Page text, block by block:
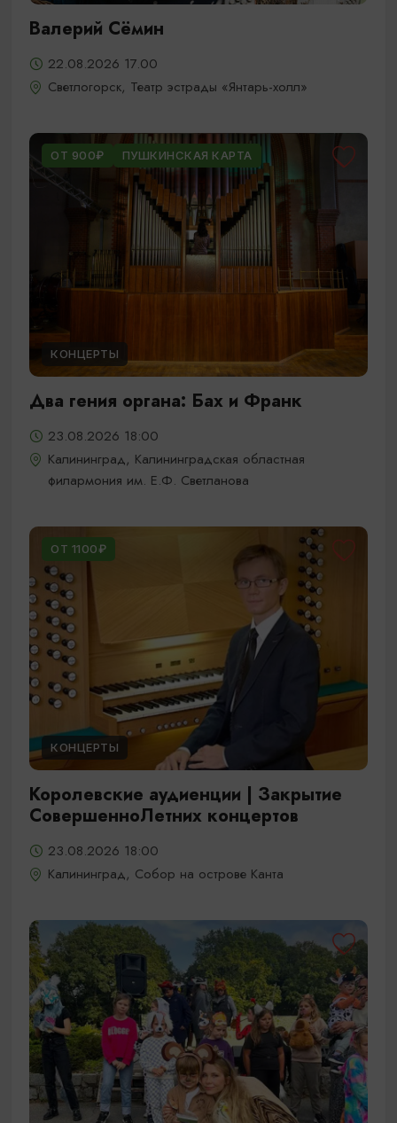
Валерий Сёмин
22.08.2026 17.00
Светлогорск, Театр эстрады «Янтарь-холл»
ОТ 900₽ ПУШКИНСКАЯ КАРТА
КОНЦЕРТЫ
Два гения органа: Бах и Франк
23.08.2026 18:00
Калининград, Калининградская областная
филармония им. Е.Ф. Светланова
ОТ 1100₽
КОНЦЕРТЫ
Королевские аудиенции | Закрытие
СовершенноЛетних концертов
23.08.2026 18:00
Калининград, Собор на острове Канта